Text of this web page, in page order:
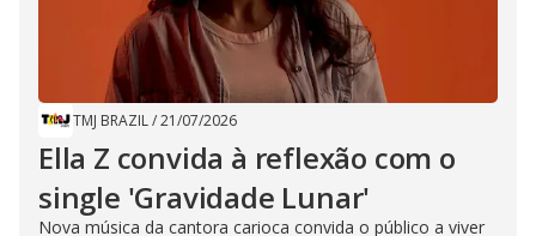
TMJ BRAZIL/21/07/2026
Ella Z convida à reflexão com o
single 'Gravidade Lunar'
Nova música da cantora carioca convida o público a viver